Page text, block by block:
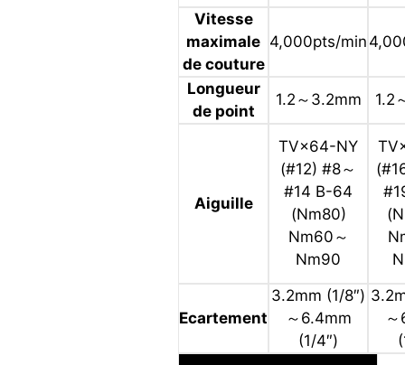
Vitesse
maximale
de couture
4,000pts/min
Longueur
de point
1.2～3.2mm 1.2
Aiguille
TV×64-NY
(#12) #8～
#14 B-64
(Nm80)
Nm60～
Nm90
Ecartement
3.2mm (1/8″)
～6.4mm
(1/4″)